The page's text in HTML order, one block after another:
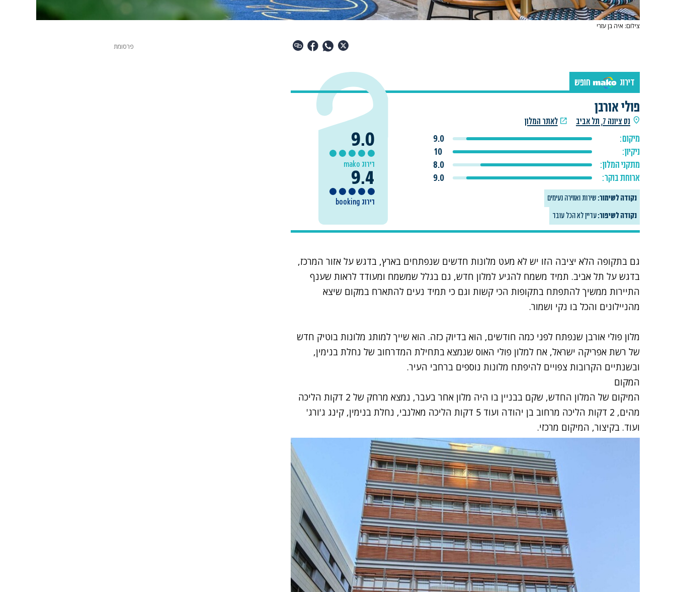
צילום: איה בן עזרי
גם בתקופה הלא יציבה הזו יש לא מעט מלונות חדשים שנפתחים בארץ, בדגש על אזור המרכז,
בדגש על תל אביב. תמיד משמח להגיע למלון חדש, גם בגלל שמשמח ומעודד לראות שענף
התיירות ממשיך להתפתח בתקופות הכי קשות וגם כי תמיד נעים להתארח במקום שיצא
מהניילונים והכל בו נקי ושמור.
מלון פולי אורבן שנפתח לפני כמה חודשים, הוא בדיוק כזה. הוא שייך למותג מלונות בוטיק חדש
של רשת אפריקה ישראל, אח למלון פולי האוס שנמצא בתחילת המדרחוב של נחלת בנימין,
ובשנתיים הקרובות צפויים להיפתח מלונות נוספים ברחבי העיר.
המקום
המיקום של המלון החדש, שקם בבניין בו היה מלון אחר בעבר, נמצא מרחק של 2 דקות הליכה
מהים, 2 דקות הליכה מרחוב בן יהודה ועוד 5 דקות הליכה מאלנבי, נחלת בנימין, קינג ג'ורג'
ועוד. בקיצור, המיקום מרכזי.
פרסומת